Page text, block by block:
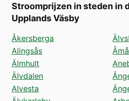
Stroomprijzen in steden in
Upplands Väsby
Åkersberga
Alingsås
Älmhult
Älvdalen
Alvesta